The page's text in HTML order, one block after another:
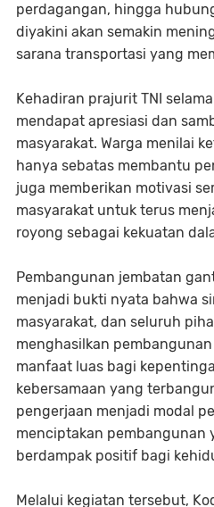
perdagangan, hingga
diyakini akan semakin
sarana transportasi yang
Kehadiran prajurit TNI
mendapat apresiasi dan
masyarakat. Warga menilai
hanya sebatas membantu
juga memberikan motivasi
masyarakat untuk terus
royong sebagai kekuatan
Pembangunan jembatan
menjadi bukti nyata bahwa
masyarakat, dan seluruh
menghasilkan
manfaat luas bagi
kebersamaan yang
pengerjaan menjadi modal
menciptakan pembangunan
berdampak positif bagi
Melalui kegiatan tersebut,